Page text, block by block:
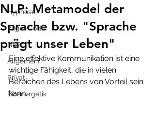
Hypnose
Yager-Code
NLP
Allgemein
Privat
Bioenergetik
NLP: Metamodel der
Sprache bzw. "Sprache
prägt unser Leben"
Eine effektive Kommunikation ist eine
wichtige Fähigkeit, die in vielen
Bereichen des Lebens von Vorteil sein
kann.